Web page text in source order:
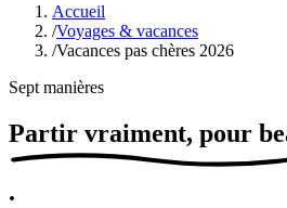
Accueil
/Voyages & vacances
/Vacances pas chères 2026
Sept manières
Partir vraiment, pour
.